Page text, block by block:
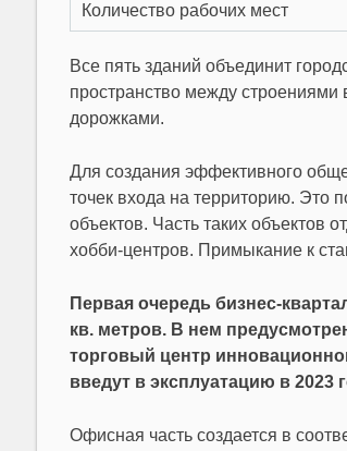
Количество рабочих мест
Все пять зданий объединит
пространство между
дорожками.
Для создания эффективного
точек входа на территорию. Это
объектов. Часть таких объектов
хобби-центров. Примыкание к
Первая очередь бизнес-
кв. метров. В нем
торговый центр
введут в эксплуатацию в 2023
Офисная часть создается в